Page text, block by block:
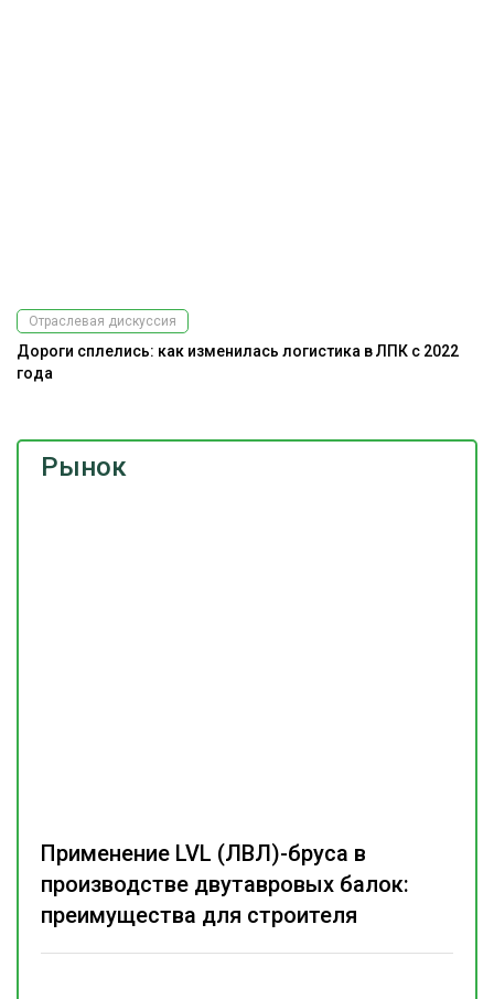
Рынок
Применение LVL (ЛВЛ)-бруса в
производстве двутавровых балок:
преимущества для строителя
Отраслевая дискуссия
Дороги сплелись: как изменилась логистика в ЛПК с 2022
года